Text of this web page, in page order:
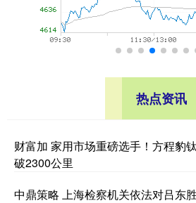
热点资讯
财富加 家用市场重磅选手！方程豹
破2300公里
中鼎策略 上海检察机关依法对吕东